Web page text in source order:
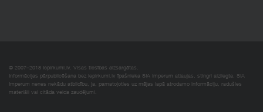
© 2007–2018 Iepirkumi.lv. Visas tiesības aizsargātas.
Informācijas pārpublicēšana bez iepirkumi.lv īpašnieka SIA Imperum atļaujas, stingri aizliegta. SIA
Imperum nenes nekādu atbildību, ja, pamatojoties uz mājas lapā atrodamo informāciju, radušies
materiāli vai citāda veida zaudējumi.